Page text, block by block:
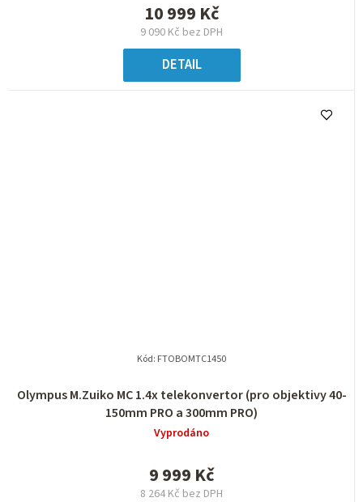
9 090 Kč bez DPH
10 999 Kč
DETAIL
Olympus M.Zuiko MC 1.4x telekonvertor (pro objektivy 40-
150mm PRO a 300mm PRO)
Vyprodáno
8 264 Kč bez DPH
9 999 Kč
Kód: FTOBOMTC1450